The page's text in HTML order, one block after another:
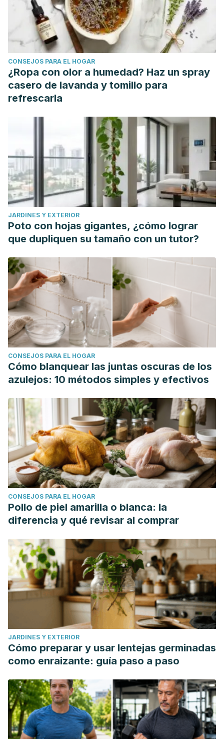
CONSEJOS PARA EL HOGAR
¿Ropa con olor a humedad? Haz un spray
casero de lavanda y tomillo para
refrescarla
JARDINES Y EXTERIOR
Poto con hojas gigantes, ¿cómo lograr
que dupliquen su tamaño con un tutor?
CONSEJOS PARA EL HOGAR
Cómo blanquear las juntas oscuras de los
azulejos: 10 métodos simples y efectivos
CONSEJOS PARA EL HOGAR
Pollo de piel amarilla o blanca: la
diferencia y qué revisar al comprar
JARDINES Y EXTERIOR
Cómo preparar y usar lentejas germinadas
como enraizante: guía paso a paso